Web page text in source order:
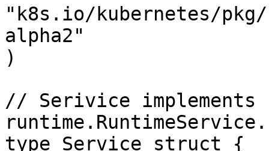
"k8s.io/kubernetes/
alpha2"
)
// Serivice implements
runtime.RuntimeService.
type Service struct {